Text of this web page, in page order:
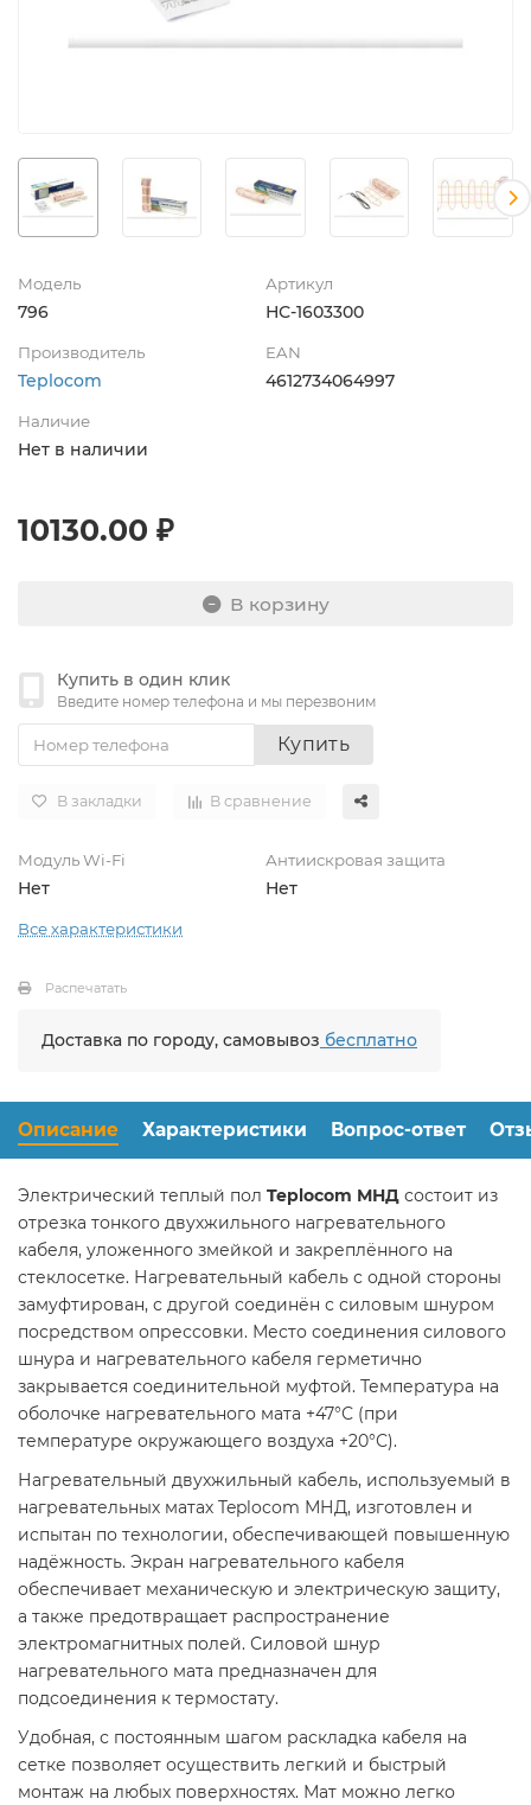
Модель
796
Артикул
НС-1603300
Производитель
Teplocom
EAN
4612734064997
Наличие
Нет в наличии
10130.00 ₽
В корзину
Купить в один клик
Введите номер телефона и мы перезвоним
Купить
В закладки В сравнение
Модуль Wi-Fi
Нет
Антиискровая защита
Нет
Все характеристики
Распечатать
Доставка по городу, самовывоз бесплатно
Описание Характеристики Вопрос-ответ
Электрический теплый пол Teplocom МНД состоит из
отрезка тонкого двухжильного нагревательного
кабеля, уложенного змейкой и закреплённого на
стеклосетке. Нагревательный кабель с одной стороны
замуфтирован, с другой соединён с силовым шнуром
посредством опрессовки. Место соединения силового
шнура и нагревательного кабеля герметично
закрывается соединительной муфтой. Температура на
оболочке нагревательного мата +47°С (при
температуре окружающего воздуха +20°С).
Нагревательный двухжильный кабель, используемый в
нагревательных матах Teplocom МНД, изготовлен и
испытан по технологии, обеспечивающей повышенную
надёжность. Экран нагревательного кабеля
обеспечивает механическую и электрическую защиту,
а также предотвращает распространение
электромагнитных полей. Силовой шнур
нагревательного мата предназначен для
подсоединения к термостату.
Удобная, с постоянным шагом раскладка кабеля на
сетке позволяет осуществить легкий и быстрый
монтаж на любых поверхностях. Мат можно легко